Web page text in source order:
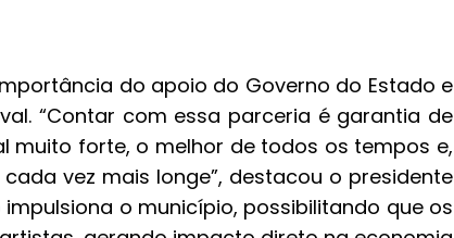
do apoio do Governo do Estado e
“Contar com essa parceria é garantia de
muito forte, o melhor de todos os tempos e,
vez mais longe”, destacou o presidente
o município, possibilitando que os